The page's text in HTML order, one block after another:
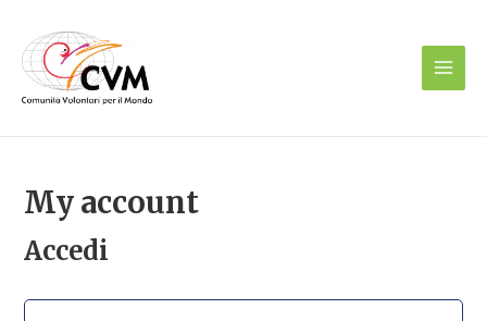
contenuto
My account
Accedi